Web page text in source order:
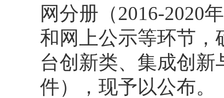
网分册（2016-2020
和网上公示等环节，
台创新类、集成创
件），现予以公布。